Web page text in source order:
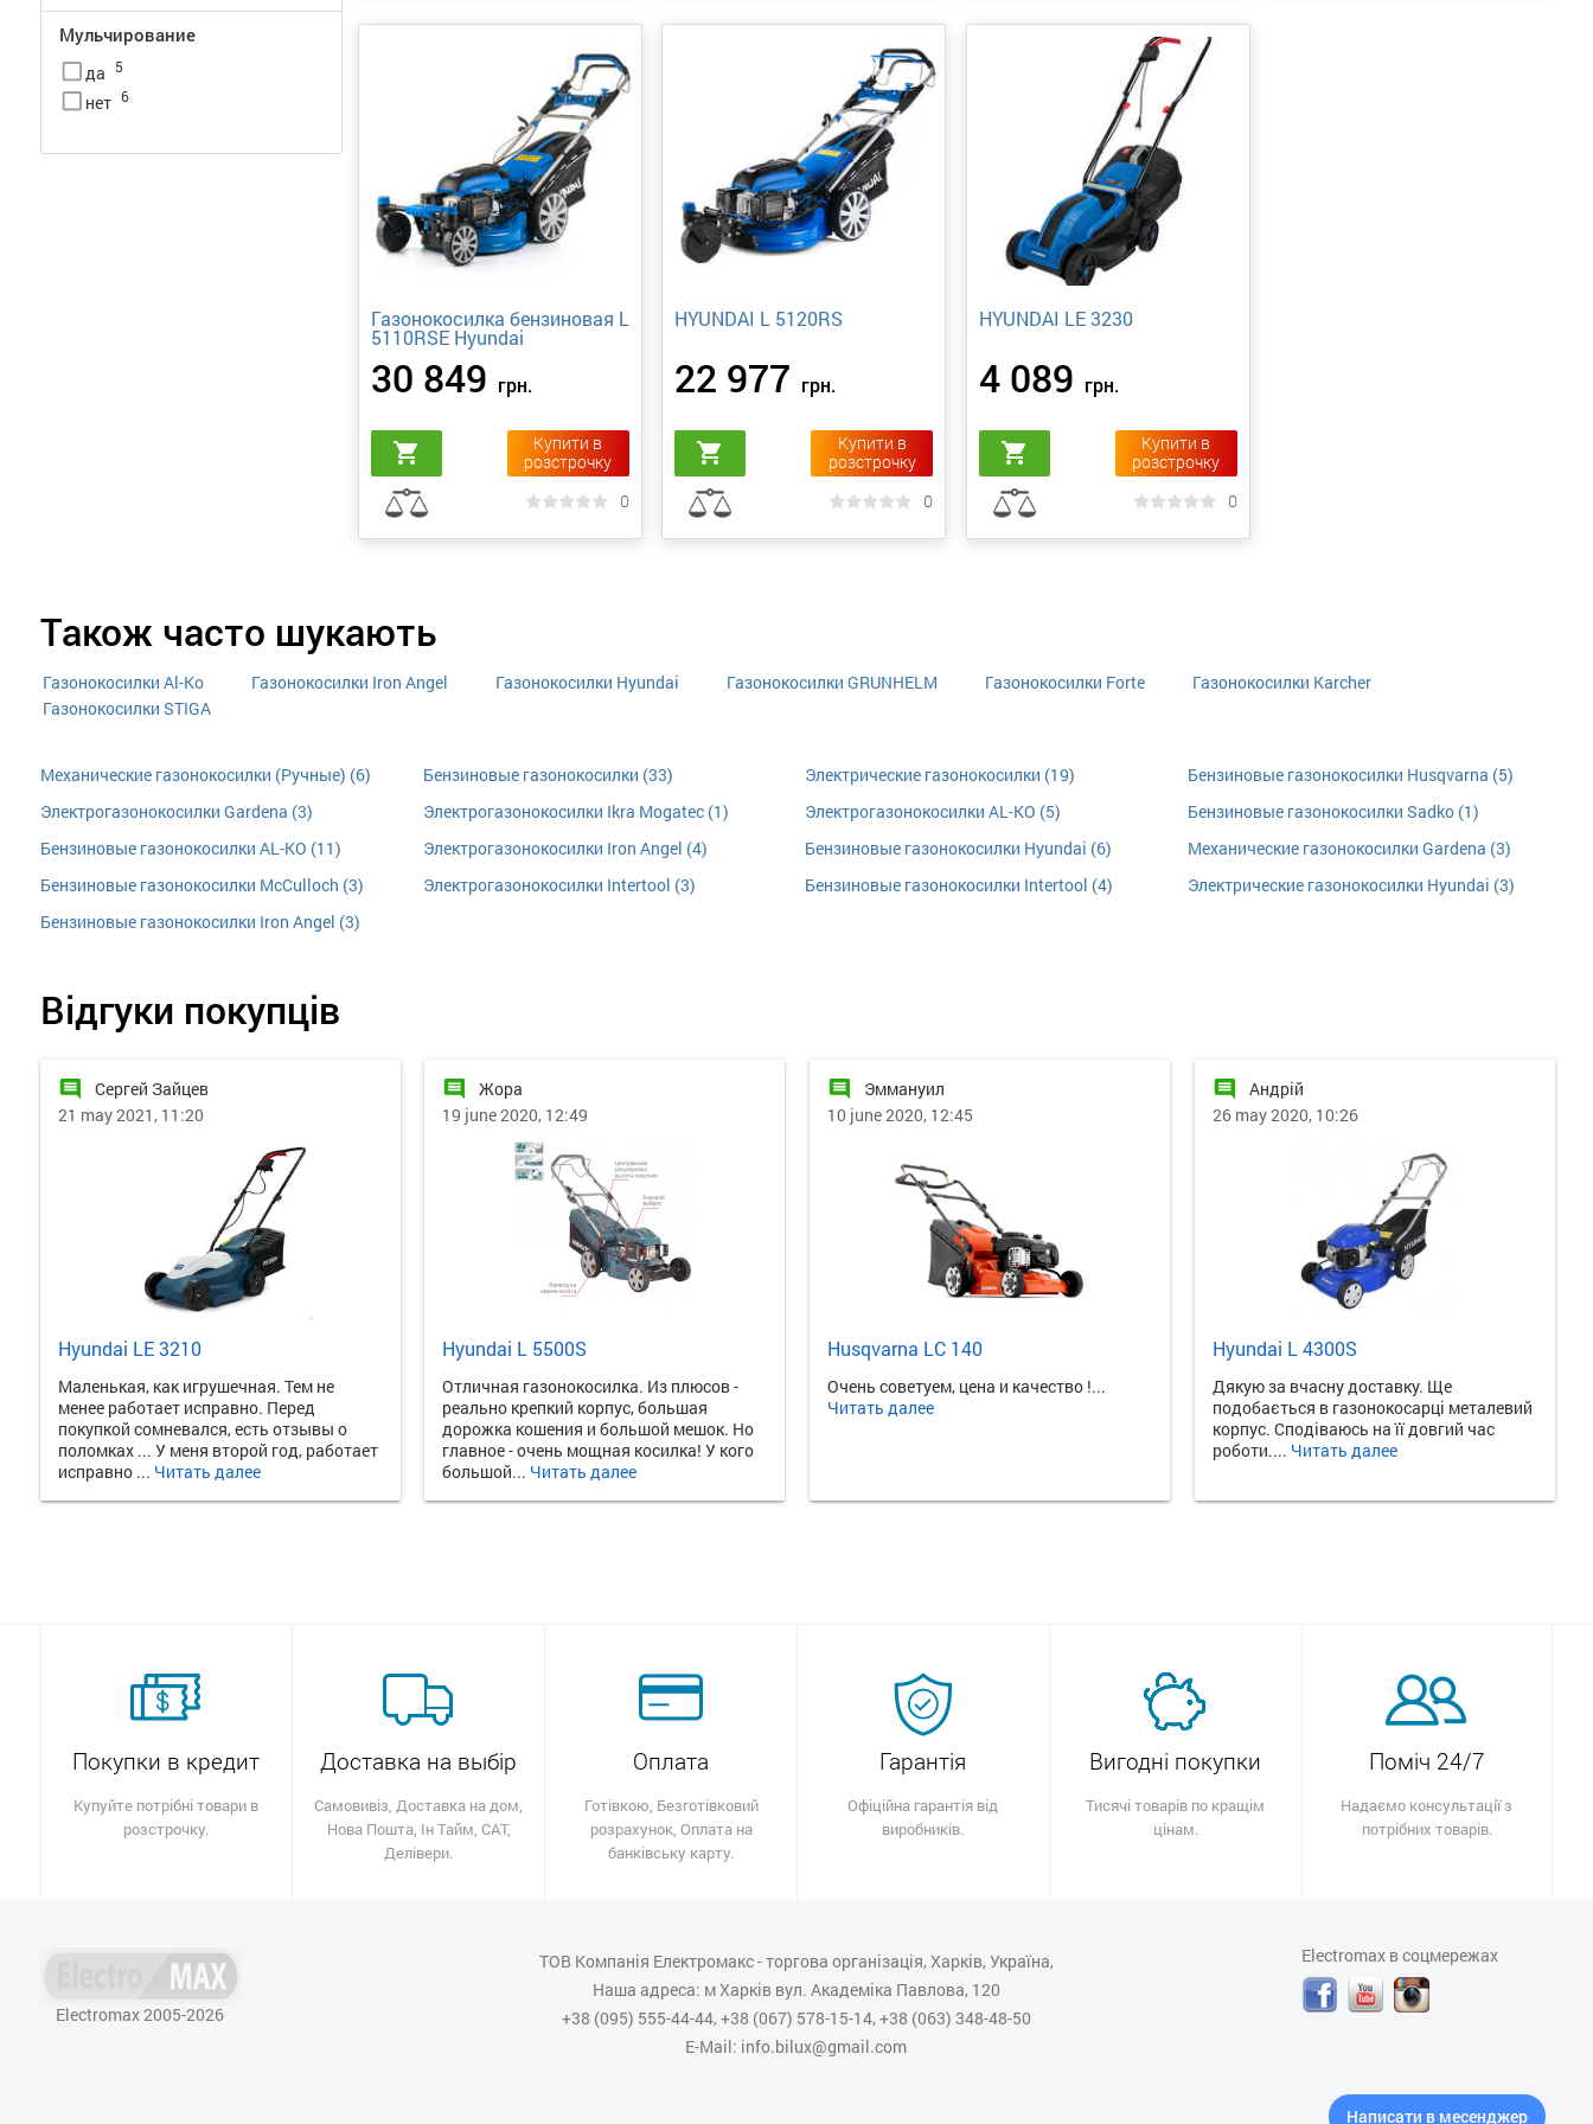
Мульчирование
check_box_outline_blank да 5
check_box_outline_blank нет 6
Газонокосилка бензиновая L
5110RSE Hyundai
30 849 грн.
shopping_cart
Купити в
розстрочку
0
HYUNDAI L 5120RS
22 977 грн.
shopping_cart
Купити в
розстрочку
0
HYUNDAI LE 3230
4 089 грн.
shopping_cart
Купити в
розстрочку
0
Також часто шукають
Газонокосилки Al-Ko Газонокосилки Iron Angel Газонокосилки Hyundai Газонокосилки GRUNHELM Газонокосилки Forte
Газонокосилки Karcher
Газонокосилки STIGA
Механические газонокосилки (Ручные) (6) Бензиновые газонокосилки (33) Электрические газонокосилки (19)
Бензиновые газонокосилки Husqvarna (5)
Электрогазонокосилки Gardena (3)
Электрогазонокосилки Ikra Mogatec (1) Электрогазонокосилки AL-KO (5)
Бензиновые газонокосилки Sadko (1)
Бензиновые газонокосилки AL-KO (11)
Электрогазонокосилки Iron Angel (4) Бензиновые газонокосилки Hyundai (6)
Механические газонокосилки Gardena (3)
Бензиновые газонокосилки McCulloch (3)
Электрогазонокосилки Intertool (3) Бензиновые газонокосилки Intertool (4)
Электрические газонокосилки Hyundai (3)
Бензиновые газонокосилки Iron Angel (3)
Відгуки покупців
comment
Сергей Зайцев
21 may 2021, 11:20
Hyundai LE 3210
Маленькая, как игрушечная. Тем не
менее работает исправно. Перед
покупкой сомневался, есть отзывы о
поломках ... У меня второй год, работает
исправно ... Читать далее
comment
Жора
19 june 2020, 12:49
Hyundai L 5500S
Отличная газонокосилка. Из плюсов -
реально крепкий корпус, большая
дорожка кошения и большой мешок. Но
главное - очень мощная косилка! У кого
большой... Читать далее
comment
Эммануил
10 june 2020, 12:45
Husqvarna LC 140
Очень советуем, цена и качество !...
Читать далее
comment
Андрій
26 may 2020, 10:26
Hyundai L 4300S
Дякую за вчасну доставку. Ще
подобається в газонокосарці металевий
корпус. Сподіваюсь на її довгий час
роботи.... Читать далее
Покупки в кредит
Купуйте потрібні товари в
розстрочку.
Доставка на выбір
Самовивіз, Доставка на дом,
Нова Пошта, Ін Тайм, САТ,
Делівери.
Оплата
Готівкою, Безготівковий
розрахунок, Оплата на
банківську карту.
Гарантія
Офіційна гарантія від
виробників.
Вигодні покупки
Тисячі товарів по кращім
цінам.
Поміч 24/7
Надаємо консультації з
потрібних товарів.
Electromax 2005-2026
ТОВ Компанія Електромакс - торгова організація, Харків, Україна,
Наша адреса: м Харків вул. Академіка Павлова, 120
+38 (095) 555-44-44, +38 (067) 578-15-14, +38 (063) 348-48-50
E-Mail: info.bilux@gmail.com
Electromax в соцмережах
Написати в месенджер